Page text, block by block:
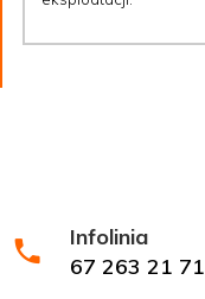
Infolinia
67 263 21 71